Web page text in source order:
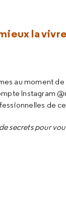
la vivre
au moment
Instagram
de
secrets pour